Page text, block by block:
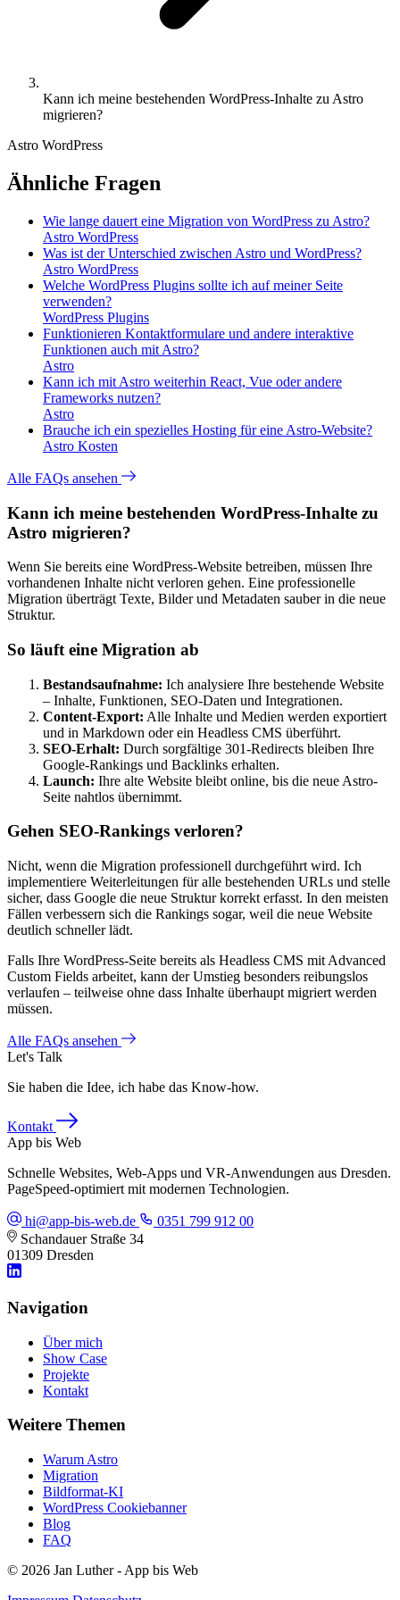
Kann ich meine bestehenden WordPress-Inhalte zu Astro
migrieren?
Astro WordPress
Ähnliche Fragen
Wie lange dauert eine Migration von WordPress zu Astro?
Astro WordPress
Was ist der Unterschied zwischen Astro und WordPress?
Astro WordPress
Welche WordPress Plugins sollte ich auf meiner Seite
verwenden?
WordPress Plugins
Funktionieren Kontaktformulare und andere interaktive
Funktionen auch mit Astro?
Astro
Kann ich mit Astro weiterhin React, Vue oder andere
Frameworks nutzen?
Astro
Brauche ich ein spezielles Hosting für eine Astro-Website?
Astro Kosten
Alle FAQs ansehen
Kann ich meine bestehenden WordPress-Inhalte zu
Astro migrieren?
Wenn Sie bereits eine WordPress-Website betreiben, müssen Ihre
vorhandenen Inhalte nicht verloren gehen. Eine professionelle
Migration überträgt Texte, Bilder und Metadaten sauber in die neue
Struktur.
So läuft eine Migration ab
Bestandsaufnahme: Ich analysiere Ihre bestehende Website
– Inhalte, Funktionen, SEO-Daten und Integrationen.
Content-Export: Alle Inhalte und Medien werden exportiert
und in Markdown oder ein Headless CMS überführt.
SEO-Erhalt: Durch sorgfältige 301-Redirects bleiben Ihre
Google-Rankings und Backlinks erhalten.
Launch: Ihre alte Website bleibt online, bis die neue Astro-
Seite nahtlos übernimmt.
Gehen SEO-Rankings verloren?
Nicht, wenn die Migration professionell durchgeführt wird. Ich
implementiere Weiterleitungen für alle bestehenden URLs und stelle
sicher, dass Google die neue Struktur korrekt erfasst. In den meisten
Fällen verbessern sich die Rankings sogar, weil die neue Website
deutlich schneller lädt.
Falls Ihre WordPress-Seite bereits als Headless CMS mit Advanced
Custom Fields arbeitet, kann der Umstieg besonders reibungslos
verlaufen – teilweise ohne dass Inhalte überhaupt migriert werden
müssen.
Alle FAQs ansehen
Let's Talk
Sie haben die Idee, ich habe das Know-how.
Kontakt
App bis Web
Schnelle Websites, Web-Apps und VR-Anwendungen aus Dresden.
PageSpeed-optimiert mit modernen Technologien.
hi@app-bis-web.de
0351 799 912 00
Schandauer Straße 34
01309 Dresden
Navigation
Über mich
Show Case
Projekte
Kontakt
Weitere Themen
Warum Astro
Migration
Bildformat-KI
WordPress Cookiebanner
Blog
FAQ
© 2026 Jan Luther - App bis Web